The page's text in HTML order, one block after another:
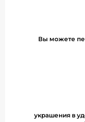
Вы можете
украшения в